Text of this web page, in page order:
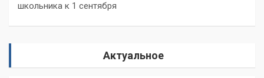
школьника к 1 сентября
Актуальное